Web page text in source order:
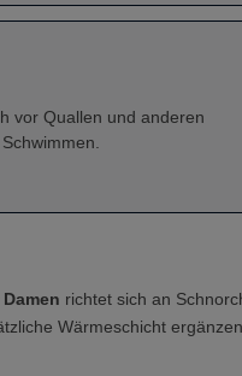
vor Quallen und anderen
richtet sich an
Wärmeschicht